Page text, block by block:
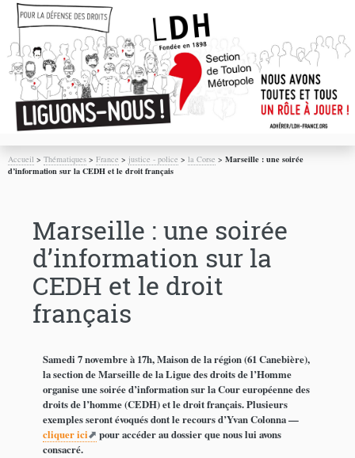
Accueil >Thématiques >France > justice - police >la Corse >Marseille : une soirée
d’information sur la CEDH et le droit français
Marseille : une soirée
d’information sur la
CEDH et le droit
français
Samedi 7 novembre à 17h, Maison de la région (61 Canebière),
la section de Marseille de la Ligue des droits de l’Homme
organise une soirée d’information sur la Cour européenne des
droits de l’homme (CEDH) et le droit français. Plusieurs
exemples seront évoqués dont le recours d’Yvan Colonna —
cliquer ici
pour accéder au dossier que nous lui avons
consacré.